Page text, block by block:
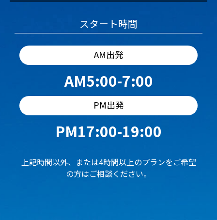
スタート時間
AM出発
AM5:00-7:00
PM出発
PM17:00-19:00
上記時間以外、または4時間以上のプランをご希望
の方はご相談ください。